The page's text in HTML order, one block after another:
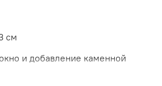
см
и добавление каменной